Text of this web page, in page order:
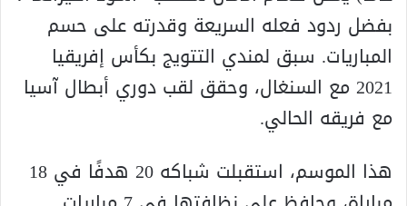
بفضل ردود فعله السريعة وقدرته على حسم
المباريات. سبق لمندي التتويج بكأس إفريقيا
2021 مع السنغال، وحقق لقب دوري أبطال آسيا
مع فريقه الحالي.
هذا الموسم، استقبلت شباكه 20 هدفًا في 18